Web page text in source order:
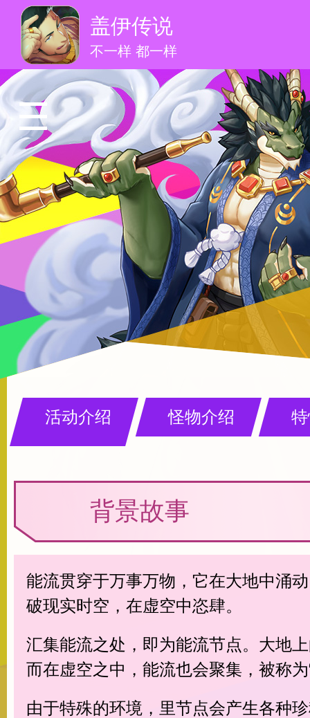
盖伊传说
不一样 都一样
活动介绍 怪物介绍
背景故事
能流贯穿于万事万物，它在大地中涌
破现实时空，在虚空中恣肆。
汇集能流之处，即为能流节点。大地
而在虚空之中，能流也会聚集，被称为
由于特殊的环境，里节点会产生各种